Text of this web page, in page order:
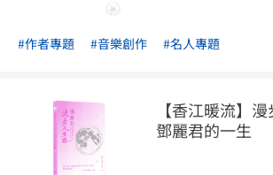
#作者專題 #音樂創作 #名人專題
【香江暖流】
鄧麗君的一生